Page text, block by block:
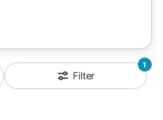
1
Filter